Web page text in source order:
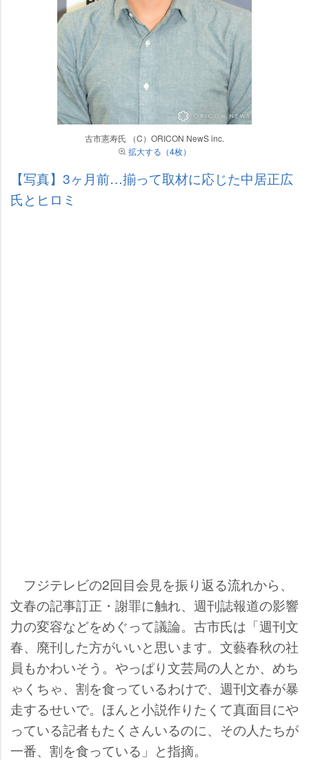
古市憲寿氏 （C）ORICON NewS inc.
拡大する（4枚）
【写真】3ヶ月前…揃って取材に応じた中居正広
氏とヒロミ
フジテレビの2回目会見を振り返る流れから、
文春の記事訂正・謝罪に触れ、週刊誌報道の影響
力の変容などをめぐって議論。古市氏は「週刊文
春、廃刊した方がいいと思います。文藝春秋の社
員もかわいそう。やっぱり文芸局の人とか、めち
ゃくちゃ、割を食っているわけで、週刊文春が暴
走するせいで。ほんと小説作りたくて真面目に
っている記者もたくさんいるのに、その人たちが
一番、割を食っている」と指摘。